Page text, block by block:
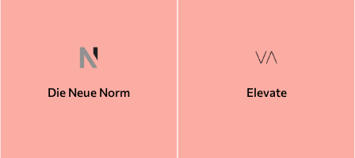
Die Neue Norm Elevate